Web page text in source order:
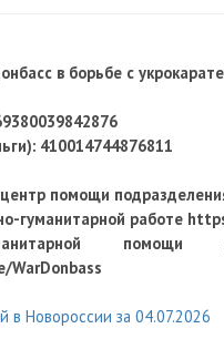
в борьбе с
410014744876811
помощи
гуманитарной работе
в Новороссии за 04.07.2026